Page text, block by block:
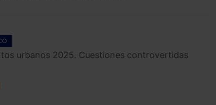
urbanos 2025. Cuestiones controvertidas